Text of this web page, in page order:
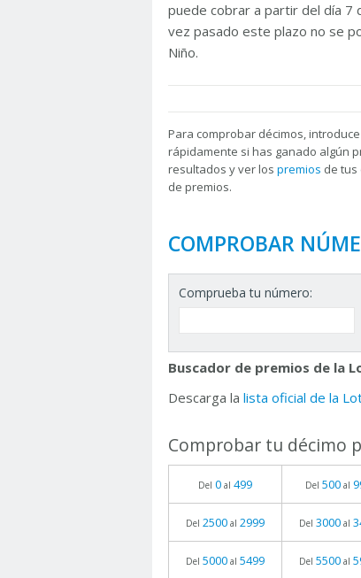
puede cobrar a partir del día 7
vez pasado este plazo no se
Niño.
Para comprobar décimos,
rápidamente si has ganado algún
resultados y ver los premios de tus
de premios.
COMPROBAR
Comprueba tu número:
Buscador de premios de la
Descarga la lista oficial de la
Comprobar tu décimo
Del 0 al 499 Del 500 al
Del 2500 al 2999 Del 3000 al
Del 5000 al 5499 Del 5500 al